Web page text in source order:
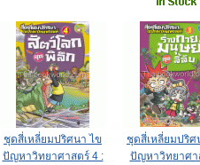
ชุดสี่เหลี่ยมปริศนา ไข
ปัญหาวิทยาศาสตร์ 4 :
ชุดสี่เหลี่ยมปริศ
ปัญหาวิทยาศา